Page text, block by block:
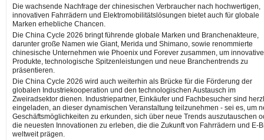
Die wachsende Nachfrage der chinesischen Verbraucher nach hochwertigen,
innovativen Fahrrädern und Elektromobilitätslösungen bietet auch für globale
Marken erhebliche Chancen.
Die China Cycle 2026 bringt führende globale Marken und Branchenakteure,
darunter große Namen wie Giant, Merida und Shimano, sowie renommierte
chinesische Unternehmen wie Phoenix und Forever zusammen, um innovative
Produkte, technologische Spitzenleistungen und neue Branchentrends zu
präsentieren.
Die China Cycle 2026 wird auch weiterhin als Brücke für die Förderung der
globalen Industriekooperation und den technologischen Austausch im
Zweiradsektor dienen. Industriepartner, Einkäufer und Fachbesucher sind
eingeladen, an dieser dynamischen Veranstaltung teilzunehmen - sei es, um
Geschäftsmöglichkeiten zu erkunden, sich über neue Trends auszutauschen
die neuesten Innovationen zu erleben, die die Zukunft von Fahrrädern und E-
weltweit prägen.